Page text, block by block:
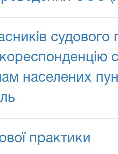
населених
практики